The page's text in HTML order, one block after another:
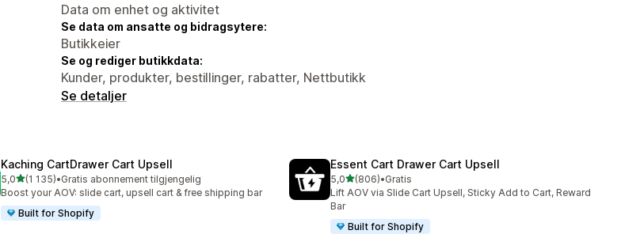
Data om enhet og aktivitet
Se data om ansatte og bidragsytere:
Butikkeier
Se og rediger butikkdata:
Kunder, produkter, bestillinger, rabatter, Nettbutikk
Se detaljer
Kaching CartDrawer Cart Upsell
5,0av 5 stjerner
(1 135)
Totalt 1135 omtaler
•Gratis abonnement tilgjengelig
Boost your AOV: slide cart, upsell cart & free shipping bar
Built for Shopify
Essent Cart Drawer Cart Upsell
5,0av 5 stjerner
(806)
Totalt 806 omtaler
•Gratis
Lift AOV via Slide Cart Upsell, Sticky Add to Cart, Reward
Bar
Built for Shopify